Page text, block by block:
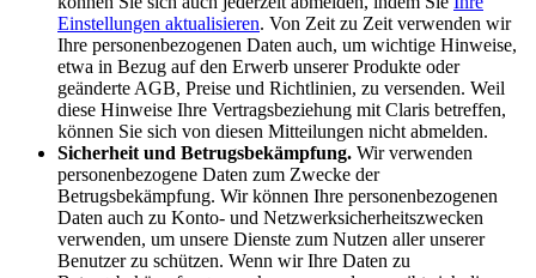
Einstellungen aktualisieren. Von Zeit zu Zeit verwenden wir
Ihre personenbezogenen Daten auch, um wichtige Hinweise,
etwa in Bezug auf den Erwerb unserer Produkte oder
geänderte AGB, Preise und Richtlinien, zu versenden. Weil
diese Hinweise Ihre Vertragsbeziehung mit Claris betreffen,
können Sie sich von diesen Mitteilungen nicht abmelden.
Sicherheit und Betrugsbekämpfung. Wir verwenden
personenbezogene Daten zum Zwecke der
Betrugsbekämpfung. Wir können Ihre personenbezogenen
Daten auch zu Konto- und Netzwerksicherheitszwecken
verwenden, um unsere Dienste zum Nutzen aller unserer
Benutzer zu schützen. Wenn wir Ihre Daten zu